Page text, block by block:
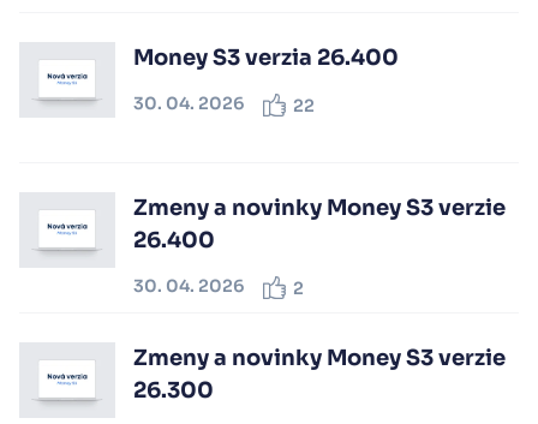
Money S3 verzia 26.400
30. 04. 2026 22
Zmeny a novinky Money S3 verzie
26.400
30. 04. 2026 2
Zmeny a novinky Money S3 verzie
26.300